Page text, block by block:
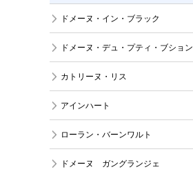
ドメーヌ・イン・ブラック
ドメーヌ・デュ・プティ・ブション
カトリーヌ・リス
アインハート
ローラン・バーンワルト
ドメーヌ ガングランジェ